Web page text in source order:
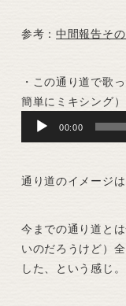
参考：中間報告そ
・この通り道で歌
簡単にミキシング）
Audio
Player
00:00
通り道のイメージ
今までの通り道と
いのだろうけど）
した、という感じ。